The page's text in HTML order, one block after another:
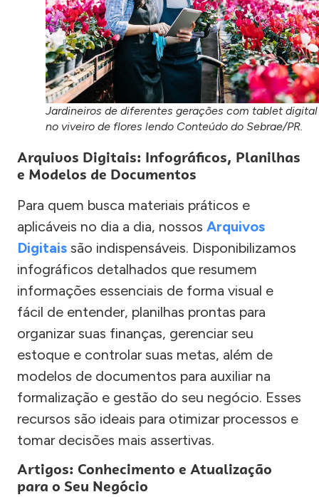
Jardineiros de diferentes gerações com tablet digital
no viveiro de flores lendo Conteúdo do Sebrae/PR.
Arquivos Digitais: Infográficos, Planilhas
e Modelos de Documentos
Para quem busca materiais práticos e
aplicáveis no dia a dia, nossos Arquivos
Digitais são indispensáveis. Disponibilizamos
infográficos detalhados que resumem
informações essenciais de forma visual e
fácil de entender, planilhas prontas para
organizar suas finanças, gerenciar seu
estoque e controlar suas metas, além de
modelos de documentos para auxiliar na
formalização e gestão do seu negócio. Esses
recursos são ideais para otimizar processos e
tomar decisões mais assertivas.
Artigos: Conhecimento e Atualização
para o Seu Negócio